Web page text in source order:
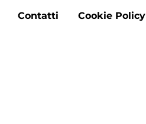
Footer
Contatti Cookie Policy